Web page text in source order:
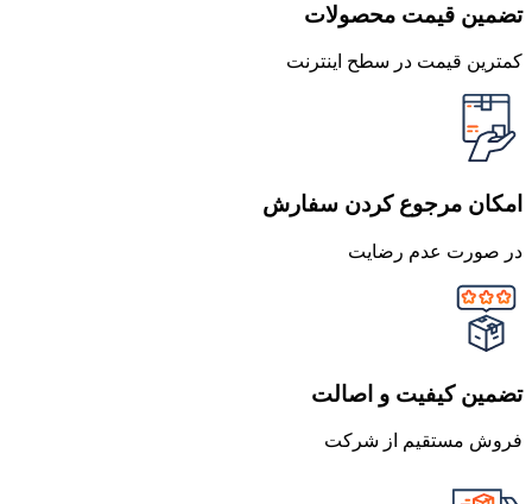
تضمین قیمت محصولات
کمترین قیمت در سطح اینترنت
امکان مرجوع کردن سفارش
در صورت عدم رضایت
تضمین کیفیت و اصالت
فروش مستقیم از شرکت